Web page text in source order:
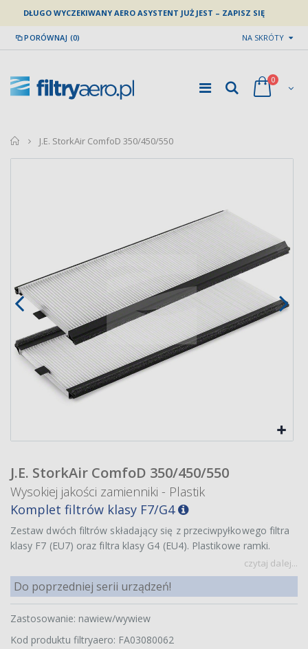
DŁUGO WYCZEKIWANY AERO ASYSTENT JUŻ JEST – ZAPISZ SIĘ
PORÓWNAJ (0) NA SKRÓTY
0
home
J.E. StorkAir ComfoD 350/450/550
J.E. StorkAir ComfoD 350/450/550
Wysokiej jakości zamienniki - Plastik
Komplet filtrów klasy F7/G4
Zestaw dwóch filtrów składający się z przeciwpyłkowego filtra
klasy F7 (EU7) oraz filtra klasy G4 (EU4). Plastikowe ramki.
czytaj dalej...
Do poprzedniej serii urządzeń!
Zastosowanie: nawiew/wywiew
Kod produktu filtryaero: FA03080062